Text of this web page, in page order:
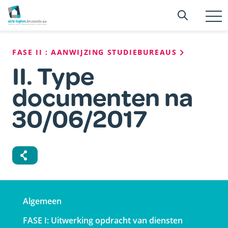
Overslaan
en
inhoud
gaan
Zoeken
Kruimelpad
FASE II : AANWIJZING STUDIEBUREAUS
II. Type
documenten na
30/06/2017
Navigation
principale
Algemeen
FASE I: Uitwerking opdracht van diensten